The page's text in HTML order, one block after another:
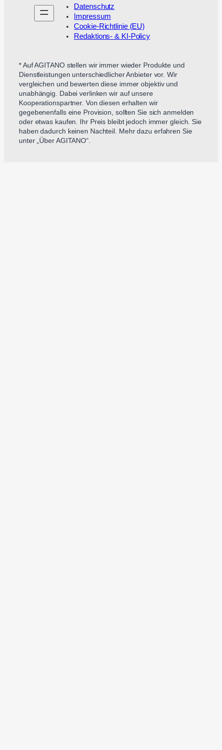
Datenschutz
Impressum
Cookie-Richtlinie (EU)
Redaktions- & KI-Policy
* Auf AGITANO stellen wir immer wieder Produkte und
Dienstleistungen unterschiedlicher Anbieter vor. Wir
vergleichen und bewerten diese immer objektiv und
unabhängig. Dabei verlinken wir auf unsere
Kooperationspartner. Von diesen erhalten wir
gegebenenfalls eine Provision, sollten Sie sich anmelden
oder etwas kaufen. Ihr Preis bleibt jedoch immer gleich. Sie
haben dadurch keinen Nachteil. Mehr dazu erfahren Sie
unter „Über AGITANO“.